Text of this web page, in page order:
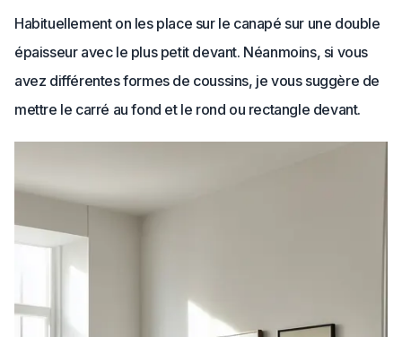
Habituellement on les place sur le canapé sur une double
épaisseur avec le plus petit devant. Néanmoins, si vous
avez différentes formes de coussins, je vous suggère de
mettre le carré au fond et le rond ou rectangle devant.